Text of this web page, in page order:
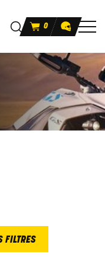
0
FILTRES